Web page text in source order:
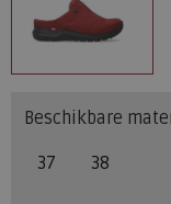
Beschikbare
37 38